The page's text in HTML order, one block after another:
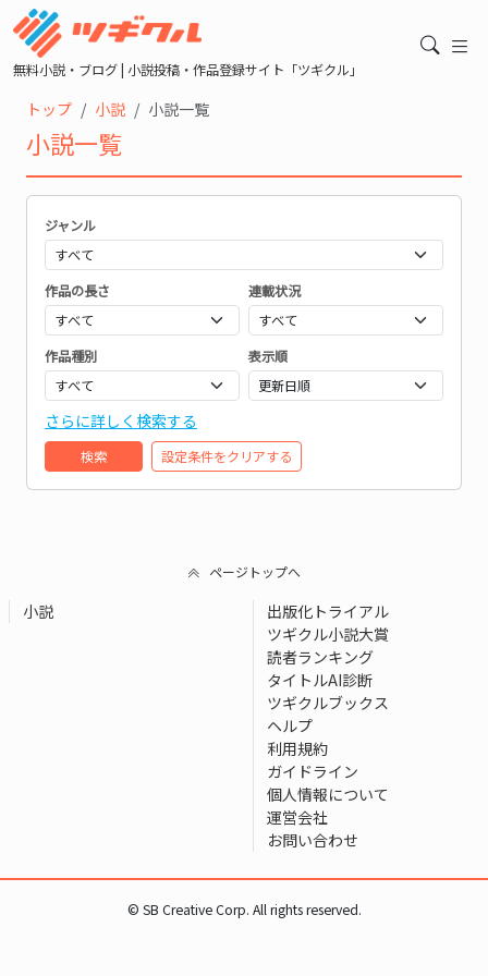
無料小説・ブログ | 小説投稿・作品登録サイト「ツギクル」
トップ 小説 小説一覧
小説一覧
ジャンル
作品の長さ 連載状況
作品種別 表示順
さらに詳しく検索する
検索 設定条件をクリアする
ページトップへ
小説
出版化トライアル
ツギクル小説大賞
読者ランキング
タイトルAI診断
ツギクルブックス
ヘルプ
利用規約
ガイドライン
個人情報について
運営会社
お問い合わせ
© SB Creative Corp. All rights reserved.